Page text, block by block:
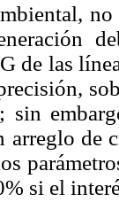
de las
sin
arreglo de
si el